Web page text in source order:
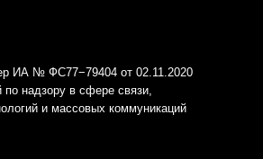
ИА № ФС77−79404 от 02.11.2020
надзору в сфере связи,
и массовых коммуникаций